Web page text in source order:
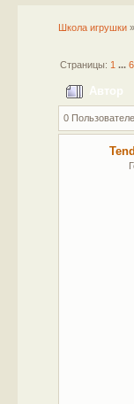
Школа игрушки»
Страницы: 1 ... 6
Автор
0